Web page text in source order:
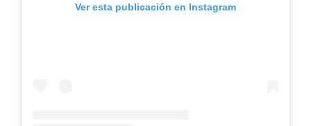
Ver esta publicación en Instagram